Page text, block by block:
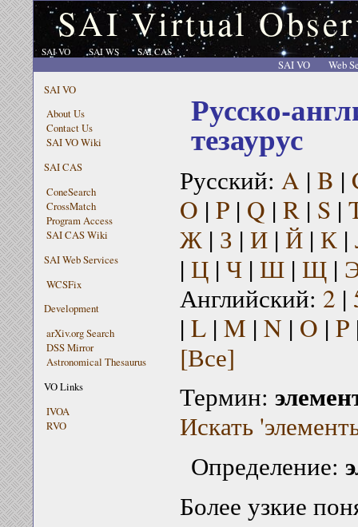
SAI Virtual
SAI VO SAI WS SAI CAS
SAI VO
Web
SAI VO
About Us
Contact Us
SAI VO Wiki
SAI CAS
ConeSearch
CrossMatch
Program Access
SAI CAS Wiki
SAI Web Services
WCSFix
Development
arXiv.org Search
DSS Mirror
Astronomical Thesaurus
VO Links
IVOA
RVO
Русско-
тезаурус
Русский: A | B |
O | P| Q | R| S |
Ж| З | И| Й| К|
| Ц| Ч| Ш| Щ|
Английский: 2 |
| L| M | N | O | P
[Все]
Термин:
Искать
Определение:
Более узкие